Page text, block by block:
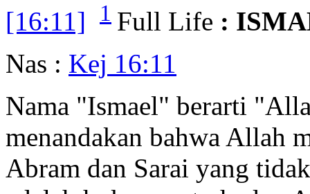
[16:11]
1 Full Life :
Nas : Kej 16:11
Nama "Ismael" berarti
menandakan bahwa Allah
Abram dan Sarai yang